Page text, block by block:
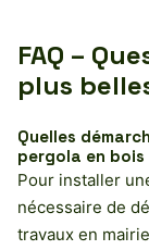
FAQ –
plus
Quelles
pergola en bois
Pour installer
nécessaire de
travaux en